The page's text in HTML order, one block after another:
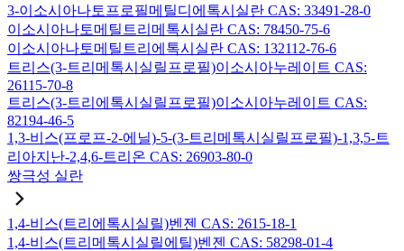
3-이소시아나토프로필메틸디에톡시실란 CAS: 33491-28-0
이소시아나토메틸트리메톡시실란 CAS: 78450-75-6
이소시아나토메틸트리에톡시실란 CAS: 132112-76-6
트리스(3-트리메톡시실릴프로필)이소시아누레이트 CAS:
26115-70-8
트리스(3-트리에톡시실릴프로필)이소시아누레이트 CAS:
82194-46-5
1,3-비스(프로프-2-에닐)-5-(3-트리메톡시실릴프로필)-1,3,5-트
리아지난-2,4,6-트리온 CAS: 26903-80-0
쌍극성 실란
1,4-비스(트리에톡시실릴)벤젠 CAS: 2615-18-1
1,4-비스(트리메톡시실릴에틸)벤젠 CAS: 58298-01-4